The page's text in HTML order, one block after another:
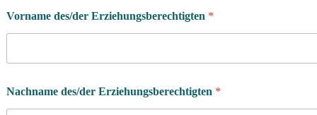
n
Vorname des/der Erziehungsberechtigten *
Nachname des/der Erziehungsberechtigten *